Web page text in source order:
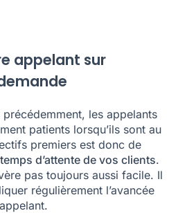
appelant sur
les appelants
patients lorsqu’ils sont au
premiers est donc de
d’attente de vos clients.
pas toujours aussi facile. Il
régulièrement l’avancée